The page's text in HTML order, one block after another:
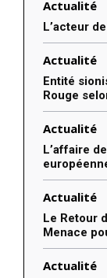
Actualité
L’acteur
Actualité
Entité
Rouge
Actualité
L’affaire
Actualité
Le Retour
Menace
Actualité